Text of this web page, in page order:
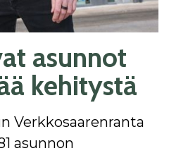
asunnot
kehitystä
Verkkosaarenranta
asunnon